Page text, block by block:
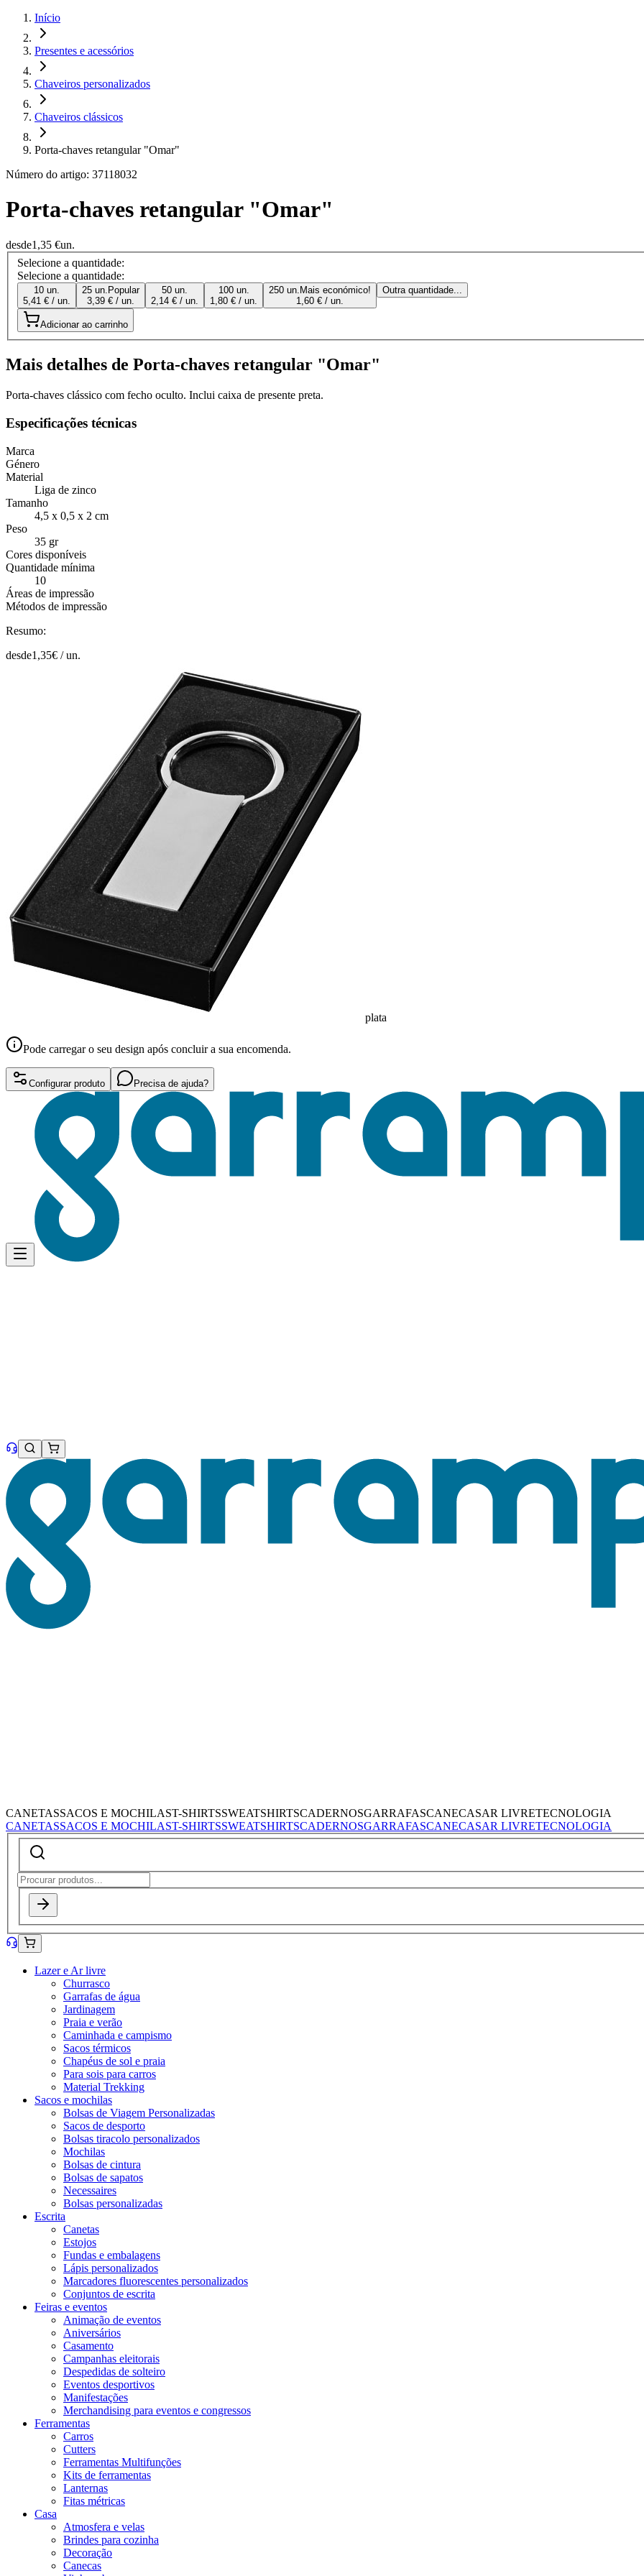
Início
Presentes e acessórios
Chaveiros personalizados
Chaveiros clássicos
Porta-chaves retangular "Omar"
Número do artigo: 37118032
Porta-chaves retangular "Omar"
desde1,35 €un.
Selecione a quantidade:
Selecione a quantidade:
10 un.
5,41 € / un.
25 un. Popular
3,39 € / un.
50 un.
2,14 € / un.
100 un.
1,80 € / un.
250 un. Mais económico!
1,60 € / un.
Outra quantidade...
Adicionar ao carrinho
Mais detalhes de Porta-chaves retangular "Omar"
Porta-chaves clássico com fecho oculto. Inclui caixa de presente preta.
Especificações técnicas
Marca
Género
Material
Liga de zinco
Tamanho
4,5 x 0,5 x 2 cm
Peso
35 gr
Cores disponíveis
Quantidade mínima
10
Áreas de impressão
Métodos de impressão
Resumo:
desde1,35€ /un.
plata
Pode carregar o seu design após concluir a sua encomenda.
Configurar produto Precisa de ajuda?
CANETASSACOS E MOCHILAST-SHIRTSSWEATSHIRTSCADERNOSGARRAFASCANECASAR LIVRETECNOLOGIA
CANETASSACOS E MOCHILAST-SHIRTSSWEATSHIRTSCADERNOSGARRAFASCANECASAR LIVRETECNOLOGIA
Lazer e Ar livre
Churrasco
Garrafas de água
Jardinagem
Praia e verão
Caminhada e campismo
Sacos térmicos
Chapéus de sol e praia
Para sois para carros
Material Trekking
Sacos e mochilas
Bolsas de Viagem Personalizadas
Sacos de desporto
Bolsas tiracolo personalizados
Mochilas
Bolsas de cintura
Bolsas de sapatos
Necessaires
Bolsas personalizadas
Escrita
Canetas
Estojos
Fundas e embalagens
Lápis personalizados
Marcadores fluorescentes personalizados
Conjuntos de escrita
Feiras e eventos
Animação de eventos
Aniversários
Casamento
Campanhas eleitorais
Despedidas de solteiro
Eventos desportivos
Manifestações
Merchandising para eventos e congressos
Ferramentas
Carros
Cutters
Ferramentas Multifunções
Kits de ferramentas
Lanternas
Fitas métricas
Casa
Atmosfera e velas
Brindes para cozinha
Decoração
Canecas